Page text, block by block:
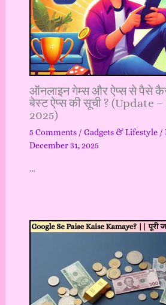
ऑनलाइन गेम्स और ऐप्स से पैसे
बेस्ट ऐप्स की सूची ? (Update
2025)
5 Comments / Gadgets & Lifestyle/
December 31, 2025
…